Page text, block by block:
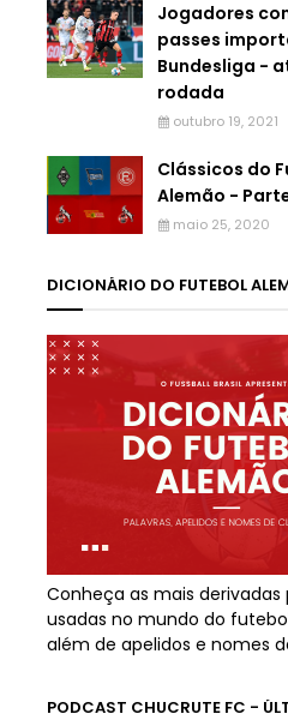
Jogadores
passes
Bundesliga -
rodada
outubro 19, 2021
Clássicos do
Alemão -
maio 25, 2020
DICIONÁRIO DO FUTEBOL
Conheça as mais derivadas
usadas no mundo do
além de apelidos e nomes
PODCAST CHUCRUTE FC -